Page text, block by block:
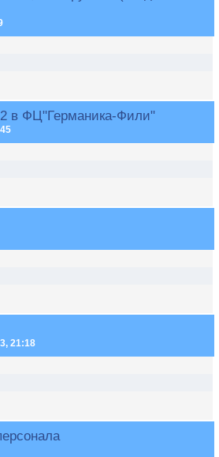
в ФЦ"Германика-Фили"
21:18